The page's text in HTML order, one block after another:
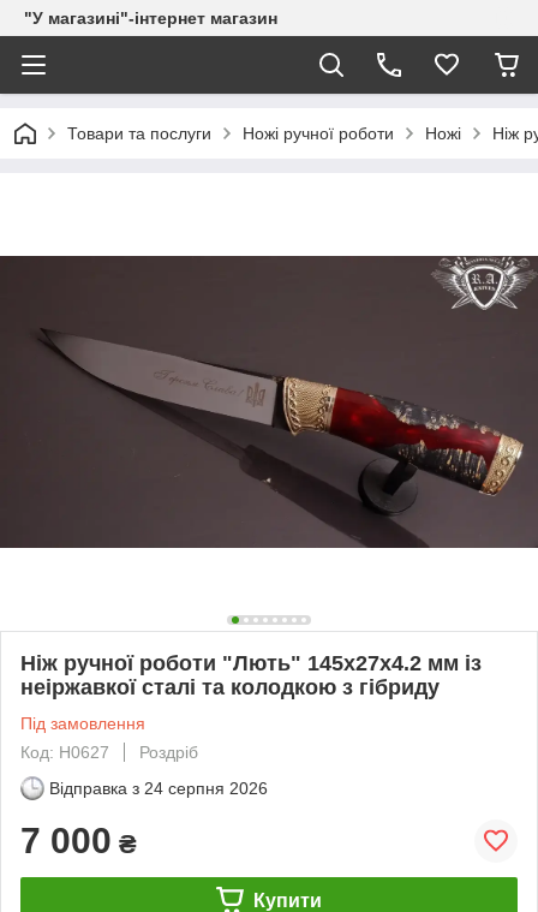
"У магазині"-інтернет магазин
Товари та послуги Ножі ручної роботи Ножі Ніж
Ніж ручної роботи "Лють" 145х27х4.2 мм із
неіржавкої сталі та колодкою з гібриду
Під замовлення
Код: Н0627
Роздріб
Відправка з 24 серпня 2026
7 000 ₴
Купити